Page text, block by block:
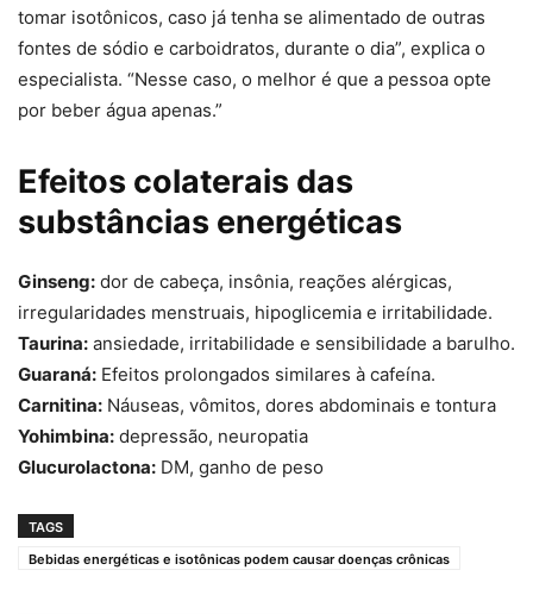
tomar isotônicos, caso já tenha se alimentado de outras
fontes de sódio e carboidratos, durante o dia”, explica o
especialista. “Nesse caso, o melhor é que a pessoa opte
por beber água apenas.”
Efeitos colaterais das
substâncias energéticas
Ginseng: dor de cabeça, insônia, reações alérgicas,
irregularidades menstruais, hipoglicemia e irritabilidade.
Taurina: ansiedade, irritabilidade e sensibilidade a barulho.
Guaraná: Efeitos prolongados similares à cafeína.
Carnitina: Náuseas, vômitos, dores abdominais e tontura
Yohimbina: depressão, neuropatia
Glucurolactona: DM, ganho de peso
TAGS
Bebidas energéticas e isotônicas podem causar doenças crônicas